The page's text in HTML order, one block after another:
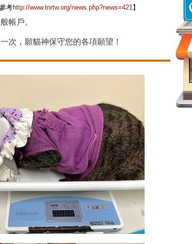
考http://www.tnrtw.org/news.php?news=421】
帳戶。
次，願貓神保守您的各項願望！